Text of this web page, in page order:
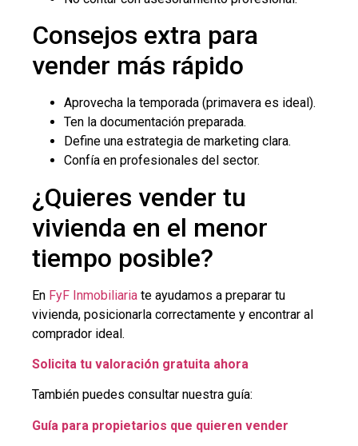
Consejos extra para
vender más rápido
Aprovecha la temporada (primavera es ideal).
Ten la documentación preparada.
Define una estrategia de marketing clara.
Confía en profesionales del sector.
¿Quieres vender tu
vivienda en el menor
tiempo posible?
En FyF Inmobiliaria te ayudamos a preparar tu
vivienda, posicionarla correctamente y encontrar al
comprador ideal.
Solicita tu valoración gratuita ahora
También puedes consultar nuestra guía:
Guía para propietarios que quieren vender